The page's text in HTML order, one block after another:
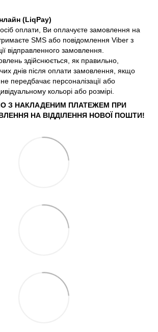
(LiqPay)
оплати, Ви оплачуєте замовлення на
SMS або повідомлення Viber з
відправленного замовлення.
здійснюється, як правильно,
днів після оплати замовлення, якщо
передбачає персоналізації або
кольорі або розмірі.
З НАКЛАДЕНИМ ПЛАТЕЖЕМ ПРИ
НА ВІДДІЛЕННЯ НОВОЇ ПОШТИ!